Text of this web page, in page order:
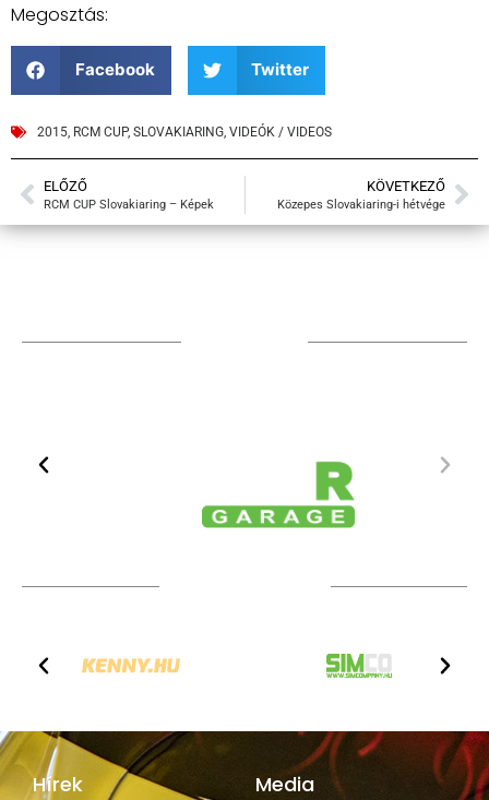
Megosztás:
Facebook Twitter
2015, RCM CUP, SLOVAKIARING, VIDEÓK / VIDEOS
ELŐZŐ
RCM CUP Slovakiaring – Képek
KÖVETKEZŐ
Közepes Slovakiaring-i hétvége
Hírek Media